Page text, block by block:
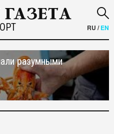
RU /EN
разумными